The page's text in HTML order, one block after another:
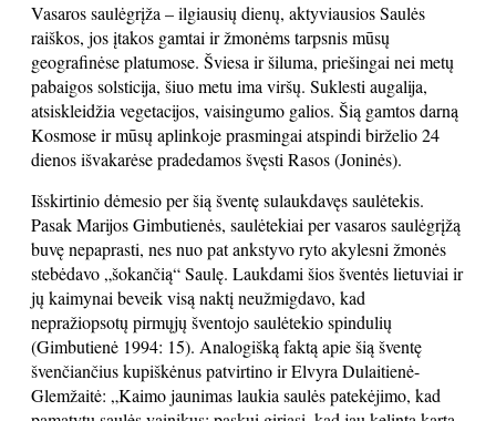
Vasaros saulėgrįža – ilgiausių dienų, aktyviausios Saulės
raiškos, jos įtakos gamtai ir žmonėms tarpsnis mūsų
geografinėse platumose. Šviesa ir šiluma, priešingai nei metų
pabaigos solsticija, šiuo metu ima viršų. Suklesti augalija,
atsiskleidžia vegetacijos, vaisingumo galios. Šią gamtos darną
Kosmose ir mūsų aplinkoje prasmingai atspindi birželio 24
dienos išvakarėse pradedamos švęsti Rasos (Joninės).
Išskirtinio dėmesio per šią šventę sulaukdavęs saulėtekis.
Pasak Marijos Gimbutienės, saulėtekiai per vasaros saulėgrįžą
buvę nepaprasti, nes nuo pat ankstyvo ryto akylesni žmonės
stebėdavo „šokančią“ Saulę. Laukdami šios šventės lietuviai ir
jų kaimynai beveik visą naktį neužmigdavo, kad
nepražiopsotų pirmųjų šventojo saulėtekio spindulių
(Gimbutienė 1994: 15). Analogišką faktą apie šią šventę
švenčiančius kupiškėnus patvirtino ir Elvyra Dulaitienė-
Glemžaitė: „Kaimo jaunimas laukia saulės patekėjimo, kad